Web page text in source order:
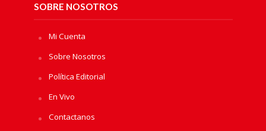
SOBRE NOSOTROS
Mi Cuenta
Sobre Nosotros
Política Editorial
En Vivo
Contactanos